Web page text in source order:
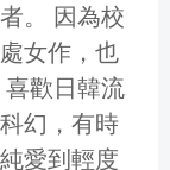
。 因為校
女作，也
歡日韓流
幻，有時
愛到輕度